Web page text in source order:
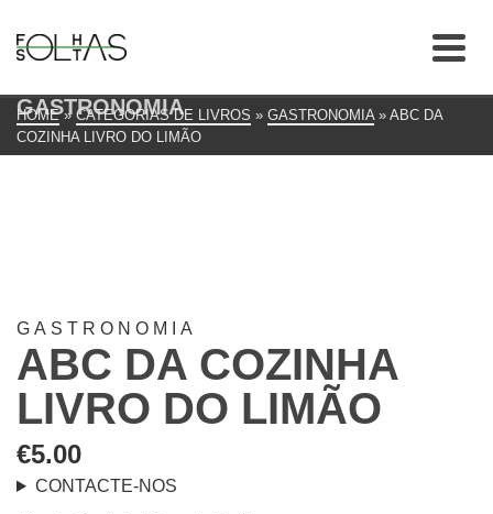
GASTRONOMIA
HOME » CATEGORIAS DE LIVROS » GASTRONOMIA » ABC DA
COZINHA LIVRO DO LIMÃO
GASTRONOMIA
ABC DA COZINHA
LIVRO DO LIMÃO
€5.00
CONTACTE-NOS